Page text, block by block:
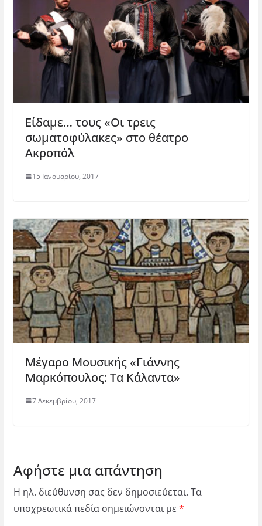
Είδαμε… τους «Οι τρεις
σωματοφύλακες» στο θέατρο
Ακροπόλ
15 Ιανουαρίου, 2017
Μέγαρο Μουσικής «Γιάννης
Μαρκόπουλος: Τα Κάλαντα»
7 Δεκεμβρίου, 2017
Αφήστε μια απάντηση
Η ηλ. διεύθυνση σας δεν δημοσιεύεται. Τα
υποχρεωτικά πεδία σημειώνονται με *